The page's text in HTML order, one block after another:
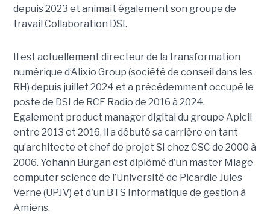
depuis 2023 et animait également son groupe de
travail Collaboration DSI.
Il est actuellement directeur de la transformation
numérique d’Alixio Group (société de conseil dans les
RH) depuis juillet 2024 et a précédemment occupé le
poste de DSI de RCF Radio de 2016 à 2024.
Egalement product manager digital du groupe Apicil
entre 2013 et 2016, il a débuté sa carrière en tant
qu’architecte et chef de projet SI chez CSC de 2000 à
2006. Yohann Burgan est diplômé d'un master Miage
computer science de l’Université de Picardie Jules
Verne (UPJV) et d'un BTS Informatique de gestion à
Amiens.